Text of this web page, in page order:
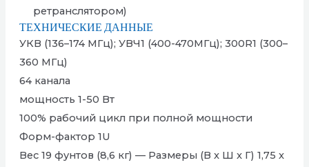
ретранслятором)
ТЕХНИЧЕСКИЕ ДАННЫЕ
УКВ (136–174 МГц); УВЧ1 (400-470МГц); 300R1 (300–
360 МГц)
64 канала
мощность 1-50 Вт
100% рабочий цикл при полной мощности
Форм-фактор 1U
Вес 19 фунтов (8,6 кг) — Размеры (В x Ш x Г) 1,75 x